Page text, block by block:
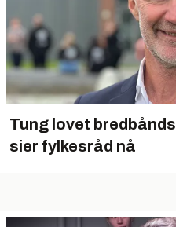
Tung lovet
sier fylkesråd nå